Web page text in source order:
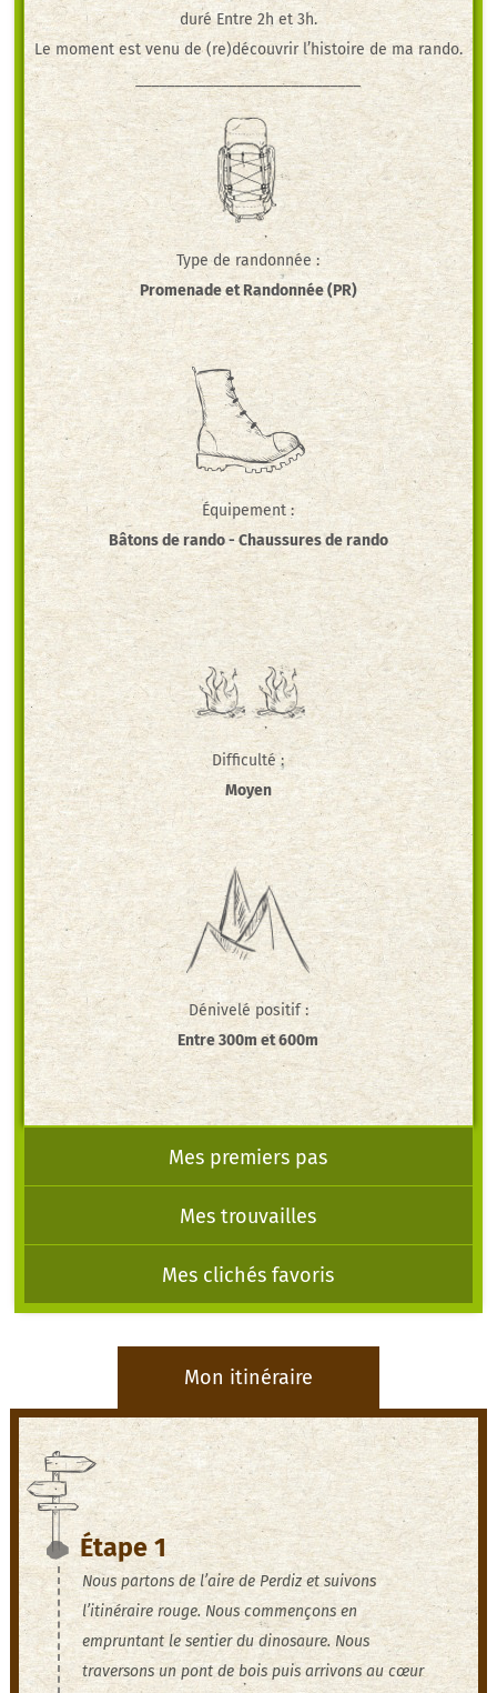
duré Entre 2h et 3h.
Le moment est venu de (re)découvrir l’histoire de ma rando.
_____________________________
Type de randonnée :
Promenade et Randonnée (PR)
Équipement :
Bâtons de rando-Chaussures de rando
Difficulté :
Moyen
Dénivelé positif :
Entre 300m et 600m
Mes premiers pas
Mes trouvailles
Mes clichés favoris
Mon itinéraire
Étape 1
Nous partons de l’aire de Perdiz et suivons
l’itinéraire rouge. Nous commençons en
empruntant le sentier du dinosaure. Nous
traversons un pont de bois puis arrivons au cœur